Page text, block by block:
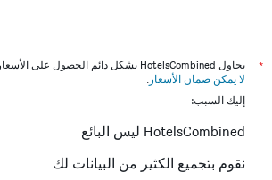
*
يحاول HotelsCombined بشكل دائم الحصول على الأسعار الدقيقة، ولكن
لا يمكن ضمان الأسعار .
إليك السبب:
HotelsCombined ليس البائع
نقوم بتجميع الكثير من البيانات لك